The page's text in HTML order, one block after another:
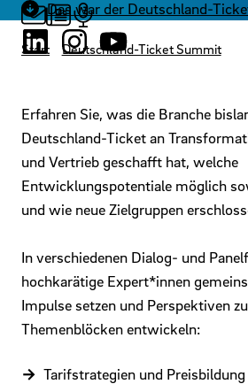
Das war der Deutschland-
Start Deutschland-Ticket Summit
Erfahren Sie, was die Branche
Deutschland-Ticket an
und Vertrieb geschafft hat, welche
Entwicklungspotentiale möglich
und wie neue Zielgruppen
In verschiedenen Dialog- und
hochkarätige Expert*innen
Impulse setzen und Perspektiven
Themenblöcken entwickeln:
Tarifstrategien und Preisbildung